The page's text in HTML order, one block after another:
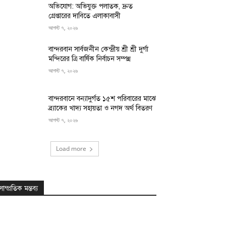
অভিযোগ: অভিযুক্ত পলাতক, দ্রুত
গ্রেপ্তারের দাবিতে এলাকাবাসী
আগস্ট ৭, ২০২৬
বান্দরবান সার্বজনীন কেন্দ্রীয় শ্রী শ্রী দুর্গা
মন্দিরের ত্রি বার্ষিক নির্বাচন সম্পন্ন
আগস্ট ৭, ২০২৬
বান্দরবানে বন্যাদুর্গত ১৫শ পরিবারের মাঝে
ব্র্যাকের খাদ্য সহায়তা ও নগদ অর্থ বিতরণ
আগস্ট ৭, ২০২৬
Load more
মন্তব্য